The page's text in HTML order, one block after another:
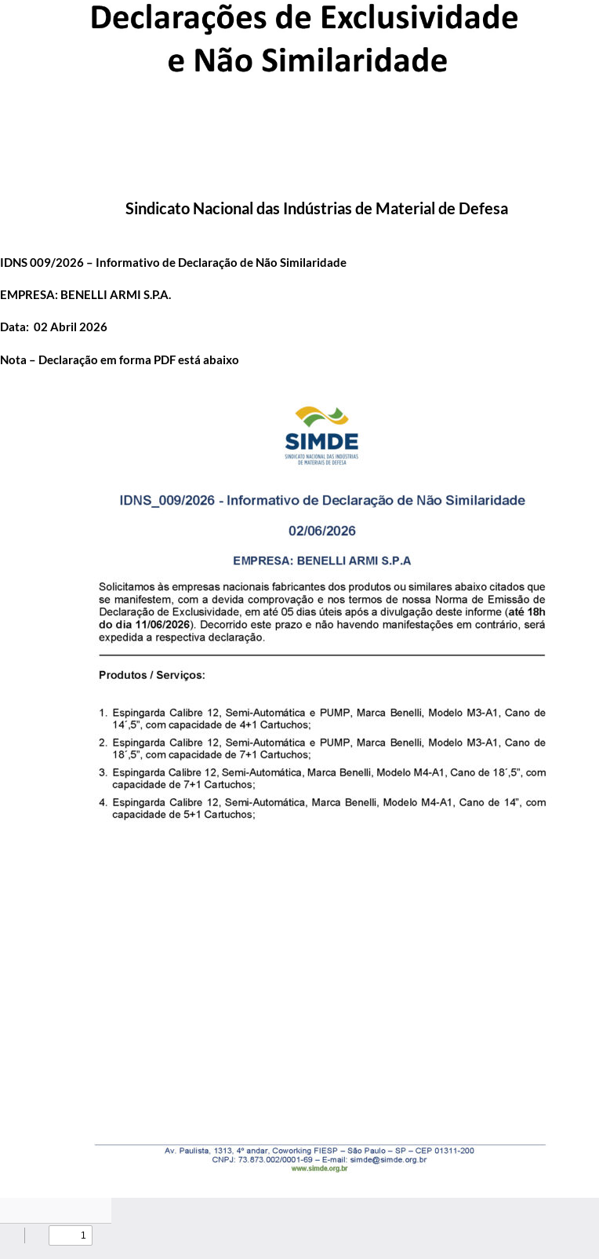
Sindicato Nacional das Indústrias de Material de Defesa
IDNS 009/2026 – Informativo de Declaração de Não Similaridade
EMPRESA: BENELLI ARMI S.P.A.
Data: 02 Abril 2026
Nota – Declaração em forma PDF está abaixo